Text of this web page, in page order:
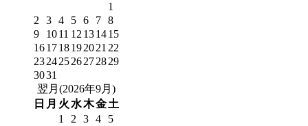
1
2
3 4 5 6 7 8
9
1011 12 131415
161718192021 22
23242526272829
3031
翌月(2026年9月)
日 月 火 水木金土
1
2 3 4
5